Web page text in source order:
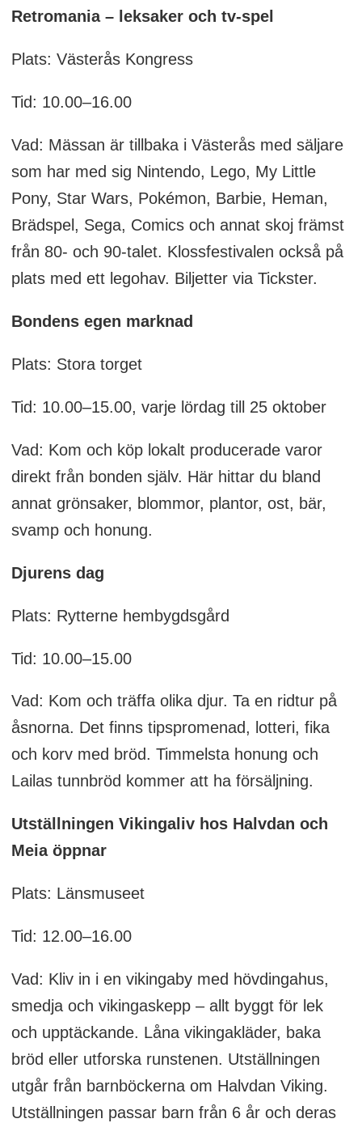
Retromania – leksaker och tv-spel
Plats: Västerås Kongress
Tid: 10.00–16.00
Vad: Mässan är tillbaka i Västerås med säljare
som har med sig Nintendo, Lego, My Little
Pony, Star Wars, Pokémon, Barbie, Heman,
Brädspel, Sega, Comics och annat skoj främst
från 80- och 90-talet. Klossfestivalen också på
plats med ett legohav. Biljetter via Tickster.
Bondens egen marknad
Plats: Stora torget
Tid: 10.00–15.00, varje lördag till 25 oktober
Vad: Kom och köp lokalt producerade varor
direkt från bonden själv. Här hittar du bland
annat grönsaker, blommor, plantor, ost, bär,
svamp och honung.
Djurens dag
Plats: Rytterne hembygdsgård
Tid: 10.00–15.00
Vad: Kom och träffa olika djur. Ta en ridtur på
åsnorna. Det finns tipspromenad, lotteri, fika
och korv med bröd. Timmelsta honung och
Lailas tunnbröd kommer att ha försäljning.
Utställningen Vikingaliv hos Halvdan och
Meia öppnar
Plats: Länsmuseet
Tid: 12.00–16.00
Vad: Kliv in i en vikingaby med hövdingahus,
smedja och vikingaskepp – allt byggt för lek
och upptäckande. Låna vikingakläder, baka
bröd eller utforska runstenen. Utställningen
utgår från barnböckerna om Halvdan Viking.
Utställningen passar barn från 6 år och deras